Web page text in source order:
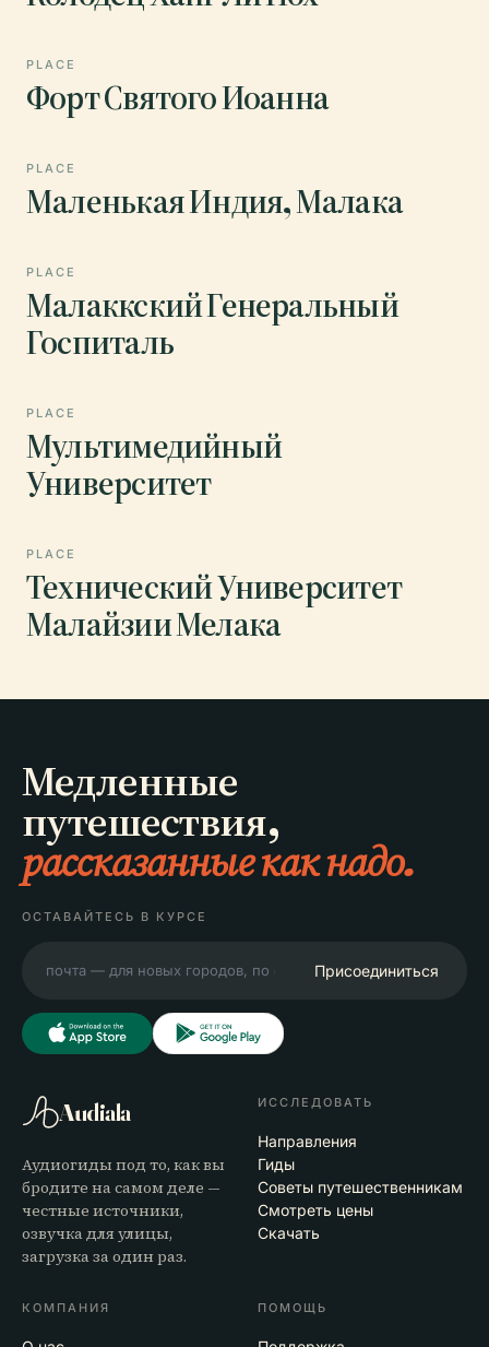
PLACE
Форт Святого Иоанна
PLACE
Маленькая Индия, Малака
PLACE
Малаккский Генеральный
Госпиталь
PLACE
Мультимедийный
Университет
PLACE
Технический Университет
Малайзии Мелака
Медленные
путешествия,
рассказанные как надо.
ОСТАВАЙТЕСЬ В КУРСЕ
Присоединиться
Audiala
Аудиогиды под то, как вы
бродите на самом деле —
честные источники,
озвучка для улицы,
загрузка за один раз.
ИССЛЕДОВАТЬ
Направления
Гиды
Советы путешественникам
Смотреть цены
Скачать
КОМПАНИЯ ПОМОЩЬ